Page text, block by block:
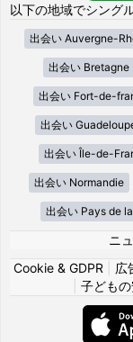
以下の地域でシング
出会い Auvergne-
出会い Bretagne
出会い Fort-de-
出会い
出会い Île-de-
出会い Normandie
出会い Pays de
ニ
Cookie & GDPR
広
子ども